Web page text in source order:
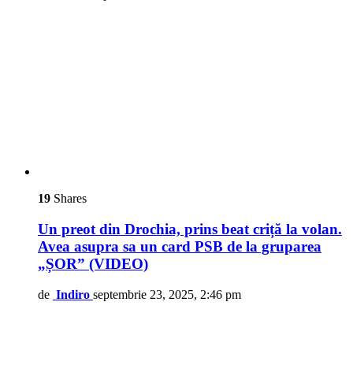
19 Shares
Un preot din Drochia, prins beat criță la volan.
Avea asupra sa un card PSB de la gruparea
„ȘOR” (VIDEO)
de Indiro septembrie 23, 2025, 2:46 pm